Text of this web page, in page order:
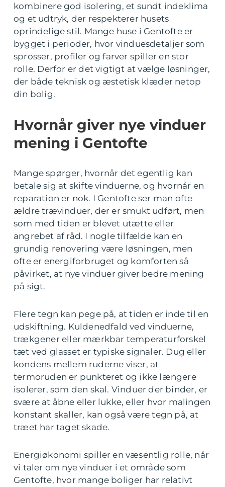
kombinere god isolering, et sundt indeklima
og et udtryk, der respekterer husets
oprindelige stil. Mange huse i Gentofte er
bygget i perioder, hvor vinduesdetaljer som
sprosser, profiler og farver spiller en stor
rolle. Derfor er det vigtigt at vælge løsninger,
der både teknisk og æstetisk klæder netop
din bolig.
Hvornår giver nye vinduer
mening i Gentofte
Mange spørger, hvornår det egentlig kan
betale sig at skifte vinduerne, og hvornår en
reparation er nok. I Gentofte ser man ofte
ældre trævinduer, der er smukt udført, men
som med tiden er blevet utætte eller
angrebet af råd. I nogle tilfælde kan en
grundig renovering være løsningen, men
ofte er energiforbruget og komforten så
påvirket, at nye vinduer giver bedre mening
på sigt.
Flere tegn kan pege på, at tiden er inde til en
udskiftning. Kuldenedfald ved vinduerne,
trækgener eller mærkbar temperaturforskel
tæt ved glasset er typiske signaler. Dug eller
kondens mellem ruderne viser, at
termoruden er punkteret og ikke længere
isolerer, som den skal. Vinduer der binder, er
svære at åbne eller lukke, eller hvor malingen
konstant skaller, kan også være tegn på, at
træet har taget skade.
Energiøkonomi spiller en væsentlig rolle, når
vi taler om nye vinduer i et område som
Gentofte, hvor mange boliger har relativt